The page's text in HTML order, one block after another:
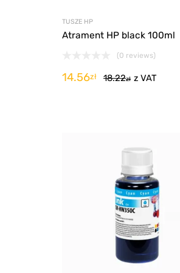
TUSZE HP
Atrament HP black 100ml
(0 reviews)
18.22zł
14.56zł z VAT